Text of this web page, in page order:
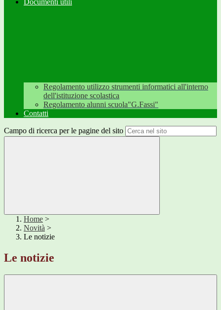
Documenti utili
Regolamento utilizzo strumenti informatici all'interno
dell'istituzione scolastica
Regolamento alunni scuola"G.Fassi"
Contatti
Campo di ricerca per le pagine del sito
Home >
Novità >
Le notizie
Le notizie